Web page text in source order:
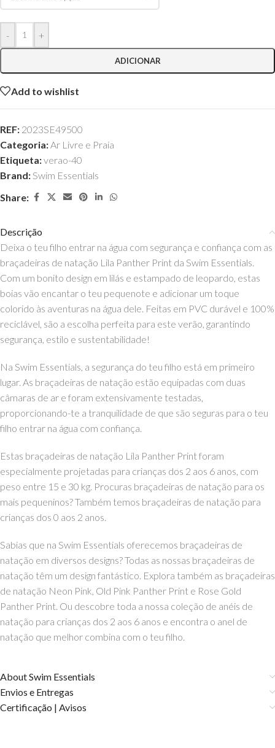
- +
ADICIONAR
Add to wishlist
REF: 2023SE49500
Categoria:Ar Livre e Praia
Etiqueta:verao-40
Brand:Swim Essentials
Share:
Descrição
Deixa o teu filho entrar na água com segurança e confiança com as
braçadeiras de natação Lila Panther Print da Swim Essentials.
Com um bonito design em lilás e estampado de leopardo, estas
boias vão encantar o teu pequenote e adicionar um toque
colorido às aventuras na água dele. Feitas em PVC durável e 100%
reciclável, são a escolha perfeita para este verão, garantindo
segurança, estilo e sustentabilidade!
Na Swim Essentials, a segurança do teu filho está em primeiro
lugar. As braçadeiras de natação estão equipadas com duas
câmaras de ar e foram extensivamente testadas,
proporcionando-te a tranquilidade de que são seguras para o teu
filho entrar na água com confiança.
Estas braçadeiras de natação Lila Panther Print foram
especialmente projetadas para crianças dos 2 aos 6 anos, com
peso entre 15 e 30 kg. Procuras braçadeiras de natação para os
mais pequeninos? Também temos braçadeiras de natação para
crianças dos 0 aos 2 anos.
Sabias que na Swim Essentials oferecemos braçadeiras de
natação em diversos designs? Todas as nossas braçadeiras de
natação têm um design fantástico. Explora também as braçadeiras
de natação Neon Pink, Old Pink Panther Print e Rose Gold
Panther Print. Ou descobre toda a nossa coleção de anéis de
natação para crianças dos 2 aos 6 anos e encontra o anel de
natação que melhor combina com o teu filho.
About Swim Essentials
Envios e Entregas
Certificação | Avisos